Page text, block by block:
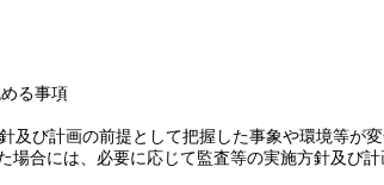
る事項
及び計画の前提として把握した事象や環境等が
場合には、必要に応じて監査等の実施方針及び計